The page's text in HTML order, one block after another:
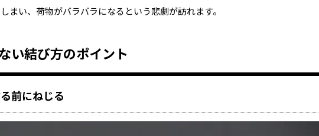
まい、荷物がバラバラになるという悲劇が訪れます。
い結び方のポイント
前にねじる